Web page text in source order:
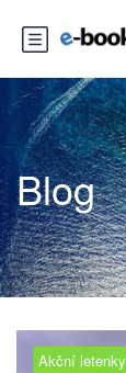
Blog
Akční letenky